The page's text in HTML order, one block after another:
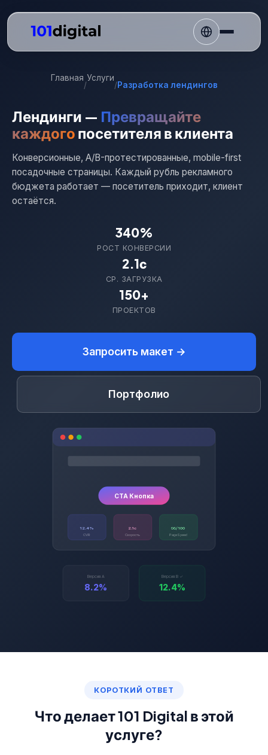
Главная
/
Услуги
/Разработка лендингов
Лендинги — Превращайте
каждого посетителя в клиента
Конверсионные, A/B-протестированные, mobile-first
посадочные страницы. Каждый рубль рекламного
бюджета работает — посетитель приходит, клиент
остаётся.
340%
РОСТ КОНВЕРСИИ
2.1с
СР. ЗАГРУЗКА
150+
ПРОЕКТОВ
Запросить макет →
Портфолио
CTA Кнопка
12.4%
CVR
2.1с
Скорость
98/100
PageSpeed
Версия A
8.2%
Версия B ✓
12.4%
КОРОТКИЙ ОТВЕТ
Что делает 101 Digital в этой
услуге?